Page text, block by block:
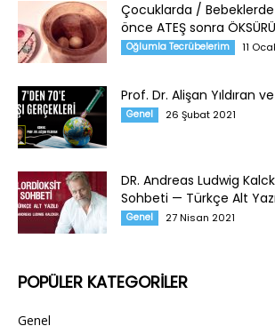
Çocuklarda /
önce ATEŞ sonra
Oğlumla Tecrübelerim 11
Prof. Dr. Alişan Yıldıran
Genel 26 Şubat 2021
DR. Andreas Ludwig
Sohbeti — Türkçe Alt
Genel 27 Nisan 2021
POPÜLER KATEGORİLER
Genel